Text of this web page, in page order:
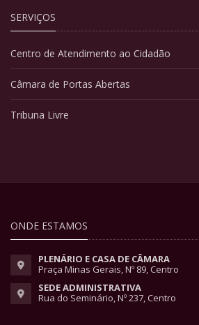
SERVIÇOS
Centro de Atendimento ao Cidadão
Câmara de Portas Abertas
Tribuna Livre
ONDE ESTAMOS
PLENÁRIO E CASA DE CÂMARA
Praça Minas Gerais, Nº 89, Centro
SEDE ADMINISTRATIVA
Rua do Seminário, Nº 237, Centro